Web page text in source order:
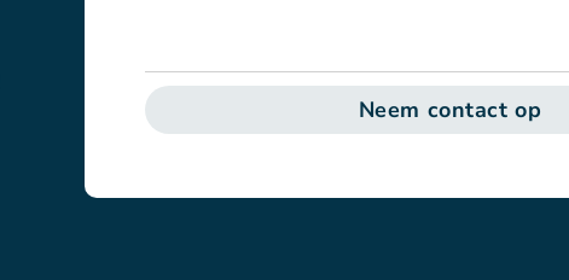
Neem contact op